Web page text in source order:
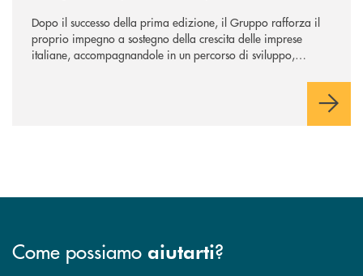
Dopo il successo della prima edizione, il Gruppo rafforza il
proprio impegno a sostegno della crescita delle imprese
italiane, accompagnandole in un percorso di sviluppo,
Come possiamo aiutarti?